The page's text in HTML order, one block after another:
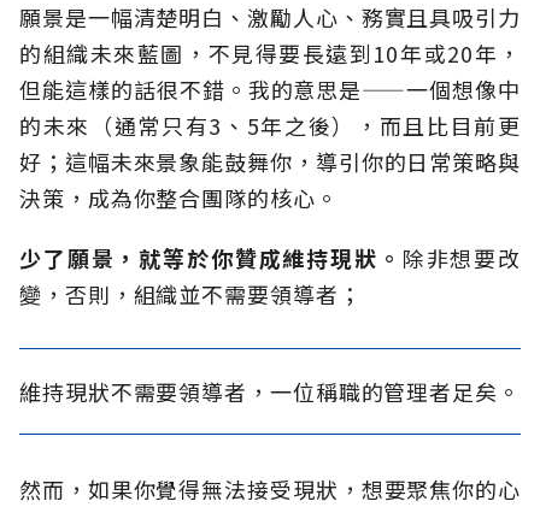
願景是一幅清楚明白、激勵人心、務實且具吸引力
的組織未來藍圖，不見得要長遠到10年或20年，
但能這樣的話很不錯。我的意思是——一個想像中
的未來（通常只有3、5年之後），而且比目前更
好；這幅未來景象能鼓舞你，導引你的日常策略與
決策，成為你整合團隊的核心。
少了願景，就等於你贊成維持現狀。 除非想要改
變，否則，組織並不需要領導者；
維持現狀不需要領導者，一位稱職的管理者足矣。
然而，如果你覺得無法接受現狀，想要聚焦你的心